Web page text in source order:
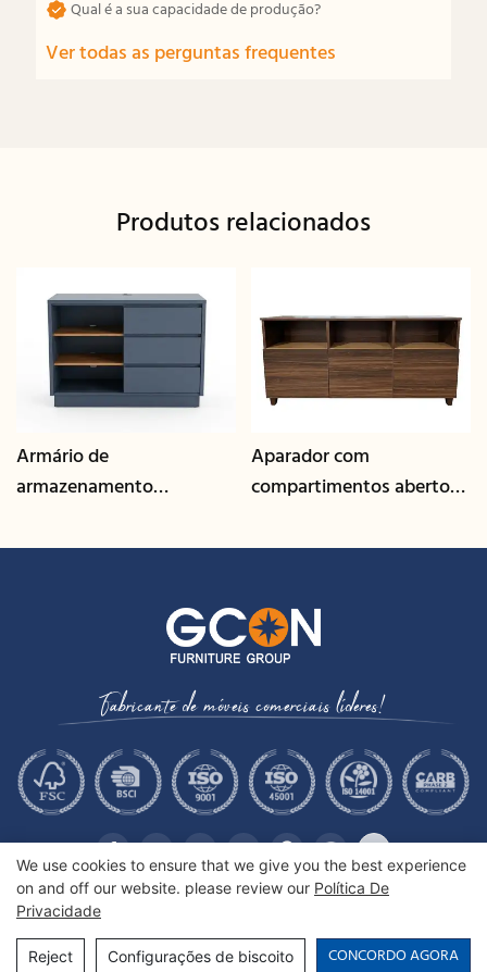
Qual é a sua capacidade de produção?
Ver todas as perguntas frequentes
Produtos relacionados
Armário de
armazenamento
gerenciamento de cabos |
Aparador com
compartimentos abertos
nogueira | CIS-207 - GCON
Fabricante de móveis comerciais líderes!
Copyright © 2026 GCON Furniture Group Co., Ltd. | Sitemap
We use cookies to ensure that we give you the best experience
on and off our website. please review our Política De
Privacidade
Reject Configurações de biscoito CONCORDO AGORA